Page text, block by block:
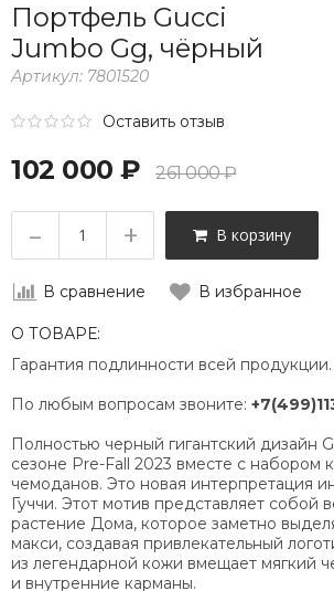
Портфель Gucci
Jumbo Gg, чёрный
Артикул: 7801520
Оставить отзыв
102 000 ₽ 261 000 ₽
– + В корзину
В сравнение В избранное
О ТОВАРЕ:
Гарантия подлинности всей продукции.
По любым вопросам звоните:
Полностью черный гигантский дизайн
сезоне Pre-Fall 2023 вместе с набором
чемоданов. Это новая интерпретация
Гуччи. Этот мотив представляет собой
растение Дома, которое заметно
макси, создавая привлекательный
из легендарной кожи вмещает мягкий
и внутренние карманы.